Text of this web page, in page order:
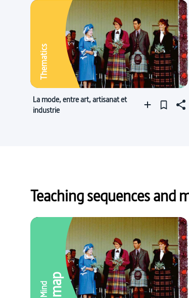
Thematics
La mode, entre art, artisanat et
industrie
Teaching sequences and
Mindmap